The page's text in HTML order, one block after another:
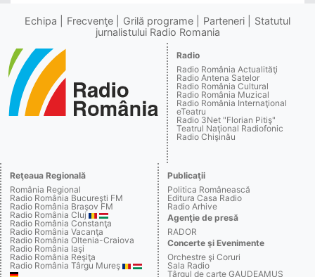
Echipa Frecvenţe Grilă programe Parteneri
Statutul
jurnalistului Radio Romania
Radio
Radio România Actualităţi
Radio Antena Satelor
Radio România Cultural
Radio România Muzical
Radio România Internaţional
eTeatru
Radio 3Net "Florian Pitiş"
Teatrul Naţional Radiofonic
Radio Chişinău
Reţeaua Regională
România Regional
Radio România Bucureşti FM
Radio România Braşov FM
Radio România Cluj
Radio România Constanţa
Radio România Vacanţa
Radio România Oltenia-Craiova
Radio România Iaşi
Radio România Reşiţa
Radio România Târgu Mureş
Publicaţii
Politica Românească
Editura Casa Radio
Radio Arhive
Agenţie de presă
RADOR
Concerte şi Evenimente
Orchestre şi Coruri
Sala Radio
Târgul de carte GAUDEAMUS